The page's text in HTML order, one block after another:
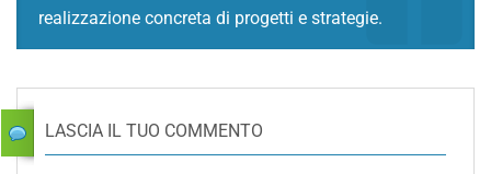
realizzazione concreta di progetti e strategie.
LASCIA IL TUO COMMENTO